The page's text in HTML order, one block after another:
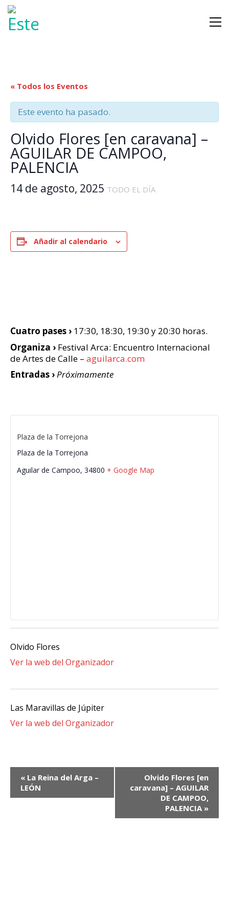
« Todos los Eventos
Este evento ha pasado.
Olvido Flores [en caravana] –
AGUILAR DE CAMPOO,
PALENCIA
14 de agosto, 2025 TODO EL DÍA
Añadir al calendario
Cuatro pases › 17:30, 18:30, 19:30 y 20:30 horas.
Organiza › Festival Arca: Encuentro Internacional
de Artes de Calle – aguilarca.com
Entradas ›Próximamente
Plaza de la Torrejona
Plaza de la Torrejona
Aguilar de Campoo, 34800 + Google Map
Olvido Flores
Ver la web del Organizador
Las Maravillas de Júpiter
Ver la web del Organizador
Navegación
del
Evento
« La Reina del Arga –
LEÓN
Olvido Flores [en
caravana] – AGUILAR
DE CAMPOO,
PALENCIA »